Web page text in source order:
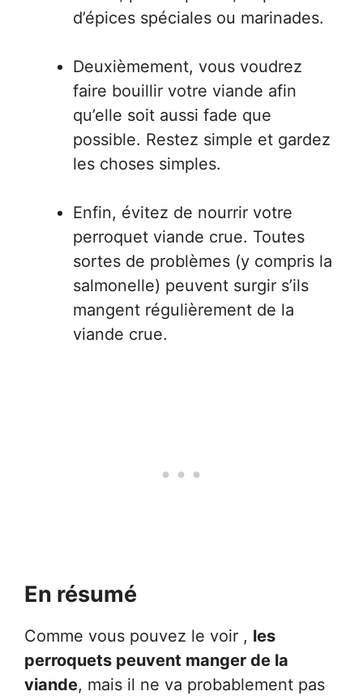
d’épices spéciales ou marinades.
Deuxièmement, vous voudrez
faire bouillir votre viande afin
qu’elle soit aussi fade que
possible. Restez simple et gardez
les choses simples.
Enfin, évitez de nourrir votre
perroquet viande crue. Toutes
sortes de problèmes (y compris la
salmonelle) peuvent surgir s’ils
mangent régulièrement de la
viande crue.
En résumé
Comme vous pouvez le voir , les
perroquets peuvent manger de la
viande, mais il ne va probablement pas